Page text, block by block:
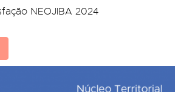
NEOJIBA 2024